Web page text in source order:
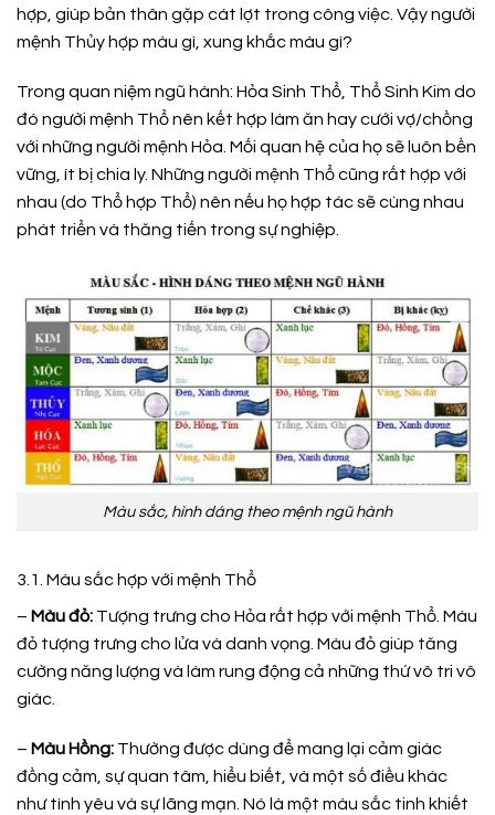
hợp, giúp bản thân gặp cát lợt trong công việc. Vậy người
mệnh Thủy hợp màu gì, xung khắc màu gì?
Trong quan niệm ngũ hành: Hỏa Sinh Thổ, Thổ Sinh Kim do
đó người mệnh Thổ nên kết hợp làm ăn hay cưới vợ/chồng
với những người mệnh Hỏa. Mối quan hệ của họ sẽ luôn bền
vững, ít bị chia ly. Những người mệnh Thổ cũng rất hợp với
nhau (do Thổ hợp Thổ) nên nếu họ hợp tác sẽ cùng nhau
phát triển và thăng tiến trong sự nghiệp.
Màu sắc, hình dáng theo mệnh ngũ hành
3.1. Màu sắc hợp với mệnh Thổ
– Màu đỏ: Tượng trưng cho Hỏa rất hợp với mệnh Thổ. Màu
đỏ tượng trưng cho lửa và danh vọng. Màu đỏ giúp tăng
cường năng lượng và làm rung động cả những thứ vô tri vô
giác.
– Màu Hồng: Thường được dùng để mang lại cảm giác
đồng cảm, sự quan tâm, hiểu biết, và một số điều khác
như tình yêu và sự lãng mạn. Nó là một màu sắc tinh khiết